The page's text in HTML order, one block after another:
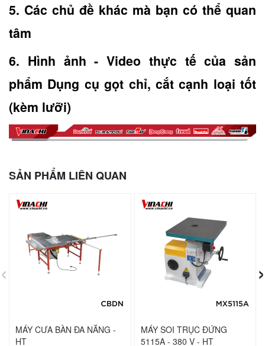
5. Các chủ đề khác mà bạn có thể quan
tâm
6. Hình ảnh - Video thực tế của sản
phẩm Dụng cụ gọt chỉ, cắt cạnh loại tốt
(kèm lưỡi)
SẢN PHẨM LIÊN QUAN
MÁY CƯA BÀN ĐA NĂNG -
HT
MÁY SOI TRỤC ĐỨNG
5115A - 380 V - HT
‹ ›